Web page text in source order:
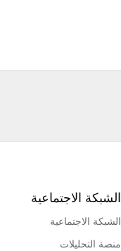
الشبكة الاجتماعية
الشبكة الاجتماعية
منصة التحليلات